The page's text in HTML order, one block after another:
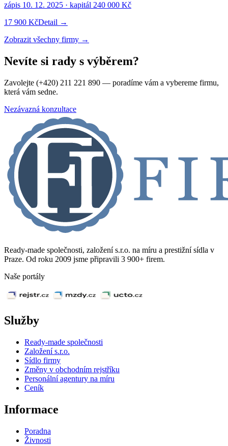
zápis 10. 12. 2025 · kapitál 240 000 Kč
17 900 KčDetail →
Zobrazit všechny firmy →
Nevíte si rady s výběrem?
Zavolejte (+420) 211 221 890 — poradíme vám a vybereme firmu,
která vám sedne.
Nezávazná konzultace
Ready-made společnosti, založení s.r.o. na míru a prestižní sídla v
Praze. Od roku 2009 jsme připravili 3 900+ firem.
Naše portály
Služby
Ready-made společnosti
Založení s.r.o.
Sídlo firmy
Změny v obchodním rejstříku
Personální agentury na míru
Ceník
Informace
Poradna
Živnosti